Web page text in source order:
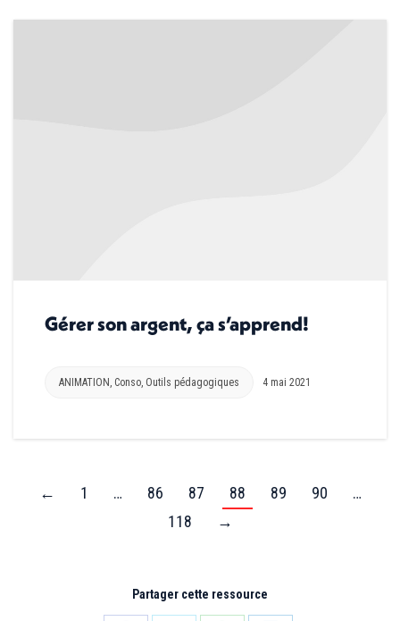
Gérer son argent, ça s’apprend!
ANIMATION , Conso, Outils pédagogiques 4 mai 2021
← 1 … 86 87 88 89 90
…
118
→
Partager cette ressource